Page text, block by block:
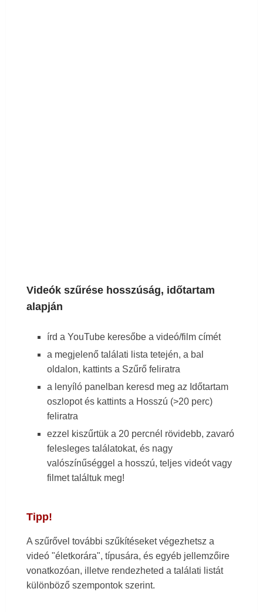
Videók szűrése hosszúság, időtartam
alapján
írd a YouTube keresőbe a videó/film címét
a megjelenő találati lista tetején, a bal
oldalon, kattints a Szűrő feliratra
a lenyíló panelban keresd meg az Időtartam
oszlopot és kattints a Hosszú (>20 perc)
feliratra
ezzel kiszűrtük a 20 percnél rövidebb, zavaró
felesleges találatokat, és nagy
valószínűséggel a hosszú, teljes videót vagy
filmet találtuk meg!
Tipp!
A szűrővel további szűkítéseket végezhetsz a
videó "életkorára", típusára, és egyéb jellemzőire
vonatkozóan, illetve rendezheted a találati listát
különböző szempontok szerint.